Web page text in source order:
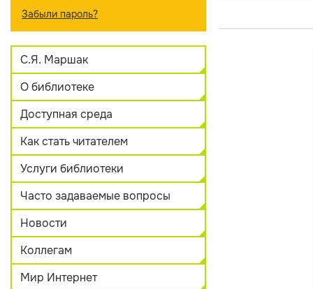
Забыли пароль?
С.Я. Маршак
О библиотеке
Доступная среда
Как стать читателем
Услуги библиотеки
Часто задаваемые вопросы
Новости
Коллегам
Мир Интернет